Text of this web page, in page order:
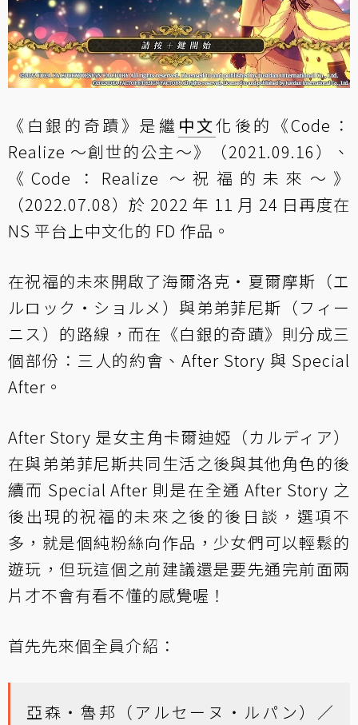
《白銀的奇蹟》是繼 中文化後的《Code：
Realize ～創世的公主～》（2021.09.16）、
《Code：Realize ～祝福的未來～》
（2022.07.08）於 2022 年 11 月 24 日再度在
NS 平台上中文化的 FD 作品。
在祝福的未來開啟了海爾洛克・夏爾摩斯（エ
ルロック・ショルメ）與弟弟菲尼斯（フィー
ニス）的路線，而在《白銀的奇蹟》則分成三
個部份：三人的約會、After Story 與 Special
After。
After Story 是女主角卡爾迪婭（カルディア）
在與弟弟菲尼斯共同生活之後與其他角色的後
續而 Special After 則是在全通 After Story 之
後出現的祝福的未來之後的後日談，選項不
多，就是個純粉絲向作品，少女們可以輕鬆的
遊玩，但玩這個之前建議還是要先通完前面兩
片才不會有看不懂的感覺喔！
首先先來個全員介紹：
亞森・魯邦（アルセーヌ・ルパン）／